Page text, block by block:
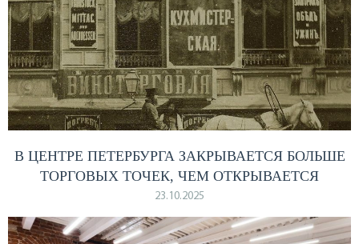
В ЦЕНТРЕ ПЕТЕРБУРГА ЗАКРЫВАЕТСЯ БОЛЬШЕ
ТОРГОВЫХ ТОЧЕК, ЧЕМ ОТКРЫВАЕТСЯ
23.10.2025